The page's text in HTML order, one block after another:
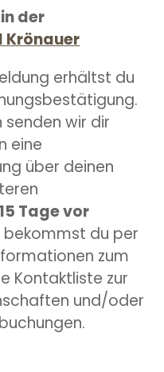
der
Krönauer
erhältst du
senden wir dir
eine
über deinen
15 Tage vor
bekommst du per
zum
Kontaktliste zur
und/oder